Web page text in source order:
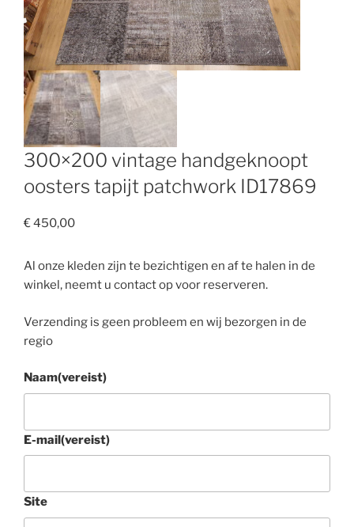
300×200 vintage handgeknoopt
oosters tapijt patchwork ID17869
€450,00
Al onze kleden zijn te bezichtigen en af te halen in de
winkel, neemt u contact op voor reserveren.
Verzending is geen probleem en wij bezorgen in de
regio
Naam(vereist)
E-mail(vereist)
Site